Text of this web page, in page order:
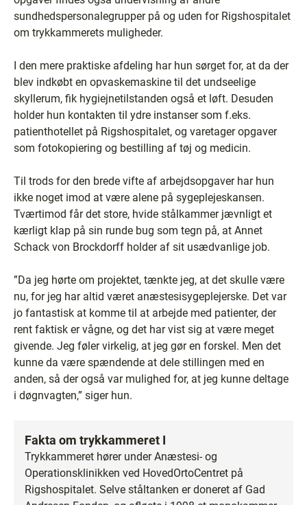
sundhedspersonalegrupper på og uden for Rigshospitalet
om trykkammerets muligheder.
I den mere praktiske afdeling har hun sørget for, at da der
blev indkøbt en opvaskemaskine til det undseelige
skyllerum, fik hygiejnetilstanden også et løft. Desuden
holder hun kontakten til ydre instanser som f.eks.
patienthotellet på Rigshospitalet, og varetager opgaver
som fotokopiering og bestilling af tøj og medicin.
Til trods for den brede vifte af arbejdsopgaver har hun
ikke noget imod at være alene på sygeplejeskansen.
Tværtimod får det store, hvide stålkammer jævnligt et
kærligt klap på sin runde bug som tegn på, at Annet
Schack von Brockdorff holder af sit usædvanlige job.
”Da jeg hørte om projektet, tænkte jeg, at det skulle være
nu, for jeg har altid været anæstesisygeplejerske. Det var
jo fantastisk at komme til at arbejde med patienter, der
rent faktisk er vågne, og det har vist sig at være meget
givende. Jeg føler virkelig, at jeg gør en forskel. Men det
kunne da være spændende at dele stillingen med en
anden, så der også var mulighed for, at jeg kunne deltage
i døgnvagten,” siger hun.
Fakta om trykkammeret I
Trykkammeret hører under Anæstesi- og
Operationsklinikken ved HovedOrtoCentret på
Rigshospitalet. Selve ståltanken er doneret af Gad